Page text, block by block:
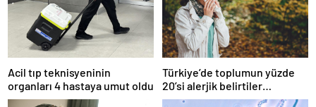
Acil tıp teknisyeninin
organları 4 hastaya umut oldu
Türkiye’de toplumun yüzde
20’si alerjik belirtiler
gösteriyor